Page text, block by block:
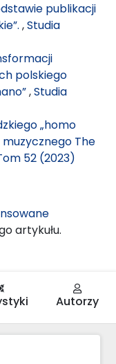
publikacji
,Studia
polskiego
,Studia
„homo
The
52 (2023)
artykułu.
Autorzy